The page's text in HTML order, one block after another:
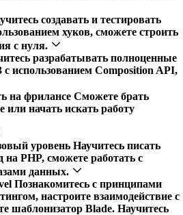
создавать и тестировать
хуков, сможете строить
с нуля.
разрабатывать полноценные
использованием Composition API,
на фрилансе Сможете брать
начать искать работу
уровень Научитесь писать
PHP, сможете работать с
данных.
Познакомитесь с принципами
настроите взаимодействие с
шаблонизатор Blade. Научитесь